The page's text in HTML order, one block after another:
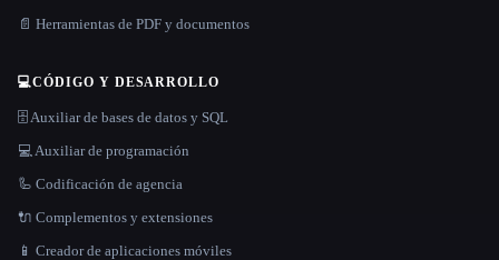
📄 Herramientas de PDF y documentos
💻CÓDIGO Y DESARROLLO
🗄️ Auxiliar de bases de datos y SQL
💻 Auxiliar de programación
🦾 Codificación de agencia
🔌 Complementos y extensiones
📱 Creador de aplicaciones móviles